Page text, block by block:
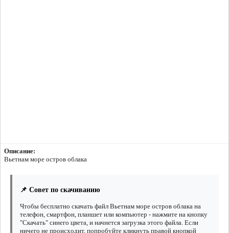
Описание:
Вьетнам море остров облака
📌 Совет по скачиванию
Чтобы бесплатно скачать файл Вьетнам море остров облака на
телефон, смартфон, планшет или компьютер - нажмите на кнопку
"Скачать" синего цвета, и начнется загрузка этого файла. Если
ничего не происходит, попробуйте кликнуть правой кнопкой